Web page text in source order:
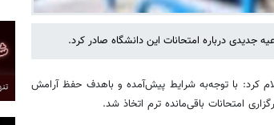
جدیدی درباره امتحانات این دانشگاه صادر کرد.
کرد: با توجه‌به شرایط پیش‌آمده و باهدف حفظ آرامش
امتحانات باقی‌مانده ترم اتخاذ شد.